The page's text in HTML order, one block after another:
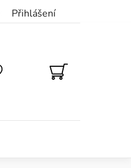
Přihlášení
NÁKUPNÍ
KOŠÍK